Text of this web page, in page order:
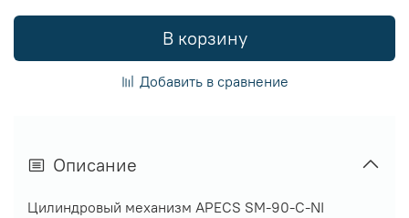
В корзину
Добавить в сравнение
Описание
Цилиндровый механизм APECS SM-90-C-NI